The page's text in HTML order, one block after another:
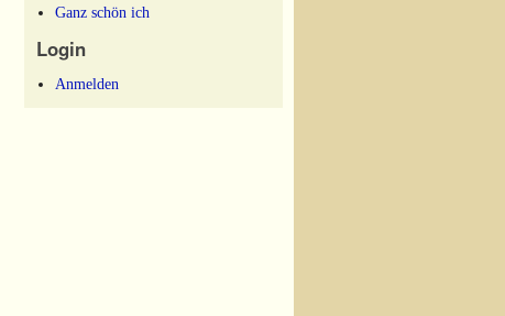
Ganz schön ich
Login
Anmelden